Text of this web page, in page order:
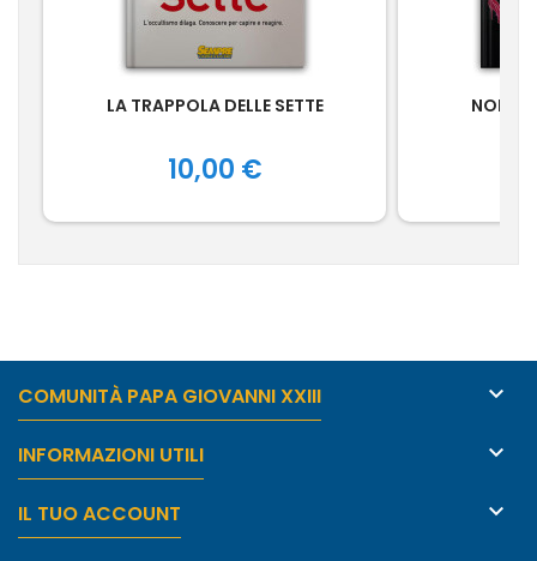
LA TRAPPOLA DELLE SETTE
Prezzo
10,00 €
NON
COMUNITÀ PAPA GIOVANNI XXIII 
INFORMAZIONI UTILI 
IL TUO ACCOUNT 